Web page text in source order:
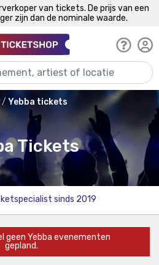
van tickets. De prijs van een
zijn dan de nominale waarde.
Yebba tickets
Tickets
sinds 2019
geen Yebba evenementen
gepland.